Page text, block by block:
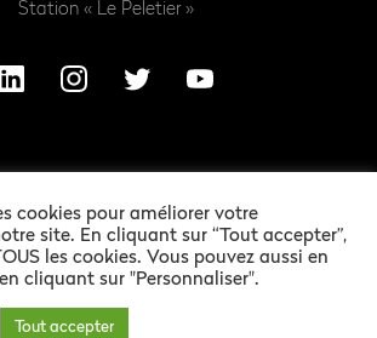
Station « Le Peletier »
LÉGALESCRÉATION GRAPHIQUE : ALEXANDRE BARLES
BISS
cookies pour améliorer votre
site. En cliquant sur “Tout accepter”,
les cookies. Vous pouvez aussi en
cliquant sur "Personnaliser".
Tout accepter